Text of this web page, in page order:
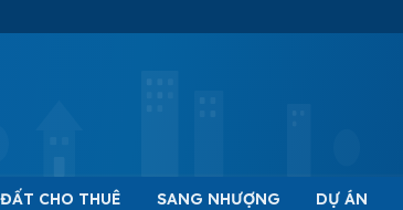
CHO THUÊ SANG NHƯỢNG DỰ ÁN